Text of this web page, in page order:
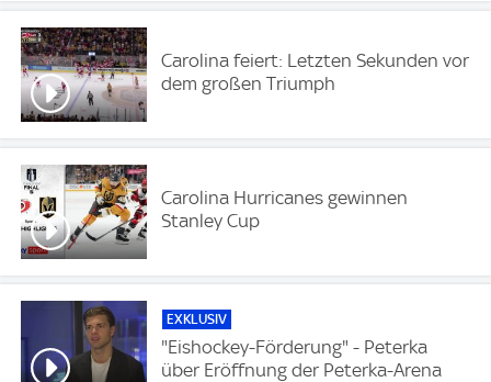
Carolina feiert: Letzten Sekunden vor
dem großen Triumph
Carolina Hurricanes gewinnen
Stanley Cup
EXKLUSIV
"Eishockey-Förderung" - Peterka
über Eröffnung der Peterka-Arena